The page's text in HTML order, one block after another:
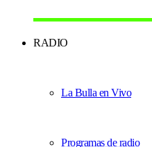
RADIO
La Bulla en Vivo
Programas de radio